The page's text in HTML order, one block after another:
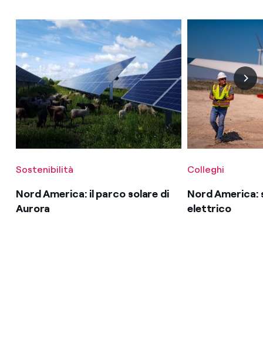
Sostenibilità
Nord America: il parco solare di
Aurora
Colleghi
Nord America:
elettrico